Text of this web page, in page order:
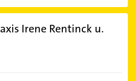
Irene Rentinck u.